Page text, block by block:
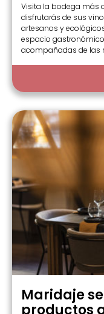
Visita la bodega más
disfrutarás de sus
artesanos y
espacio
acompañadas de las
Maridaje
productos